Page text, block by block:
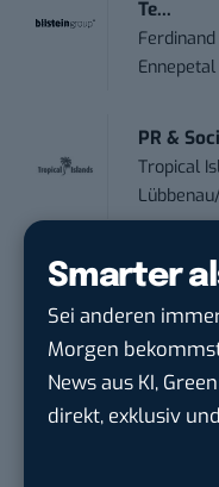
Smarter
Sei anderen
Morgen
News aus KI,
direkt, exklusiv
Te...
Ennepetal
PR &
Tropical
Social
Social
Frankfurt
Sales-